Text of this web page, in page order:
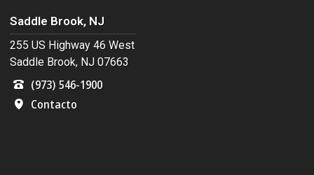
Saddle Brook, NJ
255 US Highway 46 West
Saddle Brook, NJ 07663
(973) 546-1900
Contacto